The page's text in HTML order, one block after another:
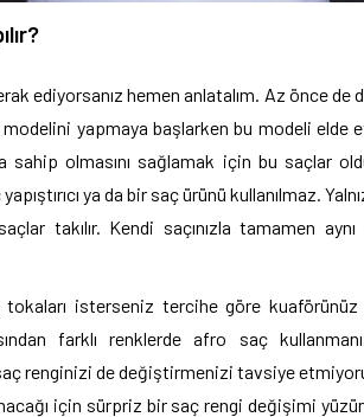
ediyorsanız hemen anlatalım. Az önce de
yapmaya başlarken bu modeli elde
sahip olmasını sağlamak için bu saçlar
ya da bir saç ürünü kullanılmaz.
takılır. Kendi saçınızla tamamen aynı
tokaları isterseniz tercihe göre
farklı renklerde afro saç
renginizi de değiştirmenizi tavsiye
için sürpriz bir saç rengi değişimi